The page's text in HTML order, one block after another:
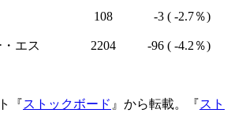
ョク 108 -3 ( -2.7％)
ー・エス 2204 -96 ( -4.2％)
『ストックボード 』から転載。『スト